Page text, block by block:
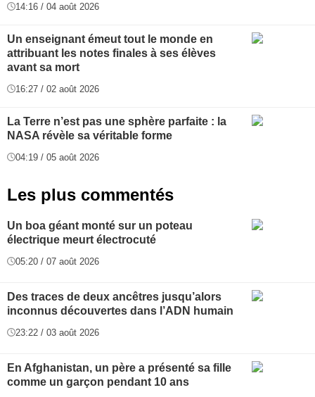
14:16 / 04 août 2026
Un enseignant émeut tout le monde en
attribuant les notes finales à ses élèves
avant sa mort
16:27 / 02 août 2026
La Terre n’est pas une sphère parfaite : la
NASA révèle sa véritable forme
04:19 / 05 août 2026
Les plus commentés
Un boa géant monté sur un poteau
électrique meurt électrocuté
05:20 / 07 août 2026
Des traces de deux ancêtres jusqu’alors
inconnus découvertes dans l’ADN humain
23:22 / 03 août 2026
En Afghanistan, un père a présenté sa fille
comme un garçon pendant 10 ans